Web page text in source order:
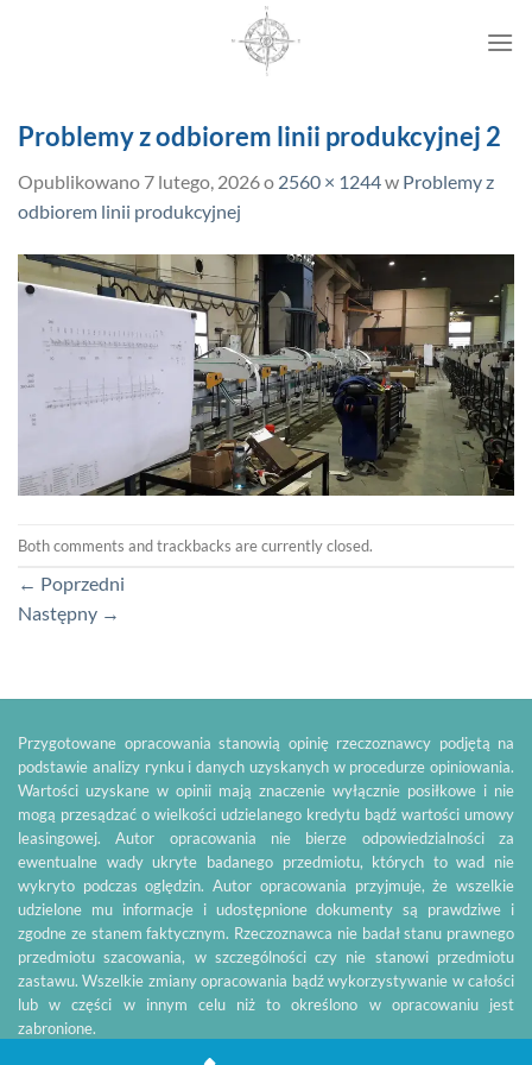
Problemy z odbiorem linii produkcyjnej 2
Opublikowano 7 lutego, 2026o 2560 × 1244w Problemy z
odbiorem linii produkcyjnej
Both comments and trackbacks are currently closed.
← Poprzedni
Następny →
Przygotowane opracowania stanowią opinię rzeczoznawcy podjętą na
podstawie analizy rynku i danych uzyskanych w procedurze opiniowania.
Wartości uzyskane w opinii mają znaczenie wyłącznie posiłkowe i nie
mogą przesądzać o wielkości udzielanego kredytu bądź wartości umowy
leasingowej. Autor opracowania nie bierze odpowiedzialności za
ewentualne wady ukryte badanego przedmiotu, których to wad nie
wykryto podczas oględzin. Autor opracowania przyjmuje, że wszelkie
udzielone mu informacje i udostępnione dokumenty są prawdziwe i
zgodne ze stanem faktycznym. Rzeczoznawca nie badał stanu prawnego
przedmiotu szacowania, w szczególności czy nie stanowi przedmiotu
zastawu. Wszelkie zmiany opracowania bądź wykorzystywanie w całości
lub w części w innym celu niż to określono w opracowaniu jest
zabronione.